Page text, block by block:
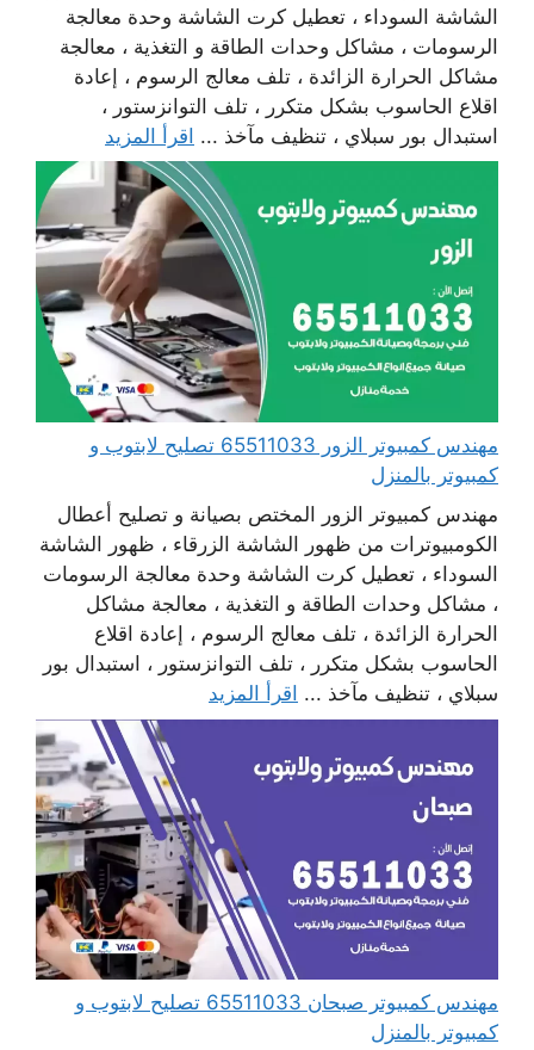
الشاشة السوداء ، تعطيل كرت الشاشة وحدة معالجة
الرسومات ، مشاكل وحدات الطاقة و التغذية ، معالجة
مشاكل الحرارة الزائدة ، تلف معالج الرسوم ، إعادة
اقلاع الحاسوب بشكل متكرر ، تلف التوانزستور ،
استبدال بور سبلاي ، تنظيف مآخذ ... اقرأ المزيد
مهندس كمبيوتر الزور 65511033 تصليح لابتوب و
كمبيوتر بالمنزل
مهندس كمبيوتر الزور المختص بصيانة و تصليح أعطال
الكومبيوترات من ظهور الشاشة الزرقاء ، ظهور الشاشة
السوداء ، تعطيل كرت الشاشة وحدة معالجة الرسومات
، مشاكل وحدات الطاقة و التغذية ، معالجة مشاكل
الحرارة الزائدة ، تلف معالج الرسوم ، إعادة اقلاع
الحاسوب بشكل متكرر ، تلف التوانزستور ، استبدال بور
سبلاي ، تنظيف مآخذ ... اقرأ المزيد
مهندس كمبيوتر صبحان 65511033 تصليح لابتوب و
كمبيوتر بالمنزل